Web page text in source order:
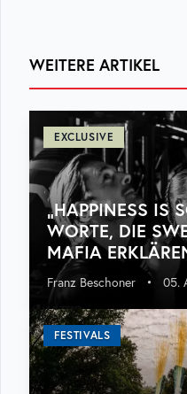
WEITERE ARTIKEL
EXCLUSIVE
„HAPPINESS IS
WORTE, DIE
MAFIA
Franz Beschoner • 05.
FESTIVALS